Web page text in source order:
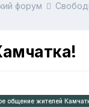
форум
общение жителей